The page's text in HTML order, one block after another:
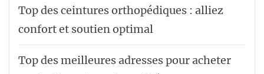
Top des ceintures orthopédiques : alliez
confort et soutien optimal
Top des meilleures adresses pour acheter